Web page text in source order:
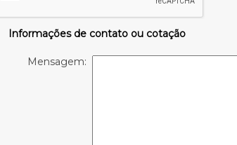
Informações de contato ou cotação
Mensagem: